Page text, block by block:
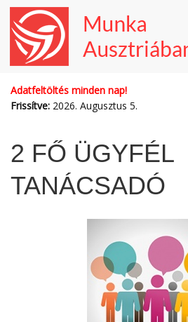
Adatfeltöltés minden nap!
Frissítve: 2026. Augusztus 5.
2 FŐ ÜGYFÉL
TANÁCSADÓ